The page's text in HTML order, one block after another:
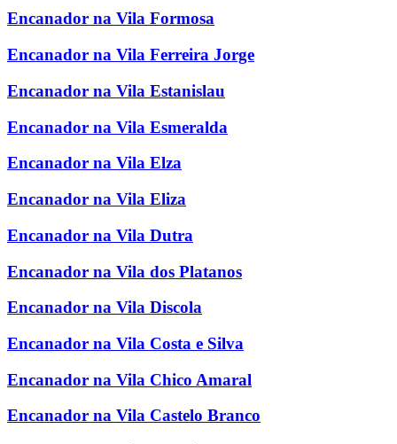
Encanador na Vila Formosa
Encanador na Vila Ferreira Jorge
Encanador na Vila Estanislau
Encanador na Vila Esmeralda
Encanador na Vila Elza
Encanador na Vila Eliza
Encanador na Vila Dutra
Encanador na Vila dos Platanos
Encanador na Vila Discola
Encanador na Vila Costa e Silva
Encanador na Vila Chico Amaral
Encanador na Vila Castelo Branco